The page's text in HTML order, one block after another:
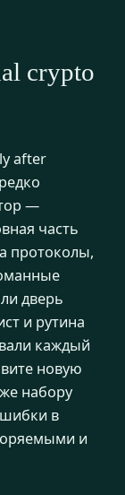
crypto
after
—
часть
протоколы,
дверь
и рутина
каждый
новую
набору
в
и